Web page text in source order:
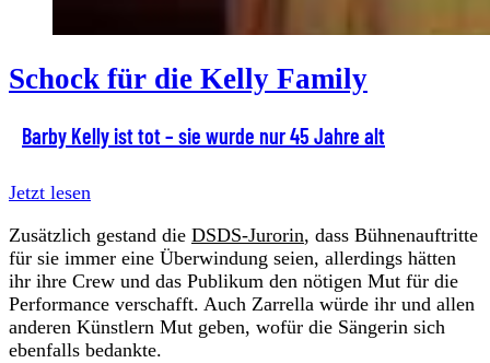
Schock für die Kelly Family
Barby Kelly ist tot – sie wurde nur 45 Jahre alt
Jetzt lesen
Zusätzlich gestand die DSDS-Jurorin, dass Bühnenauftritte
für sie immer eine Überwindung seien, allerdings hätten
ihr ihre Crew und das Publikum den nötigen Mut für die
Performance verschafft. Auch Zarrella würde ihr und allen
anderen Künstlern Mut geben, wofür die Sängerin sich
ebenfalls bedankte.